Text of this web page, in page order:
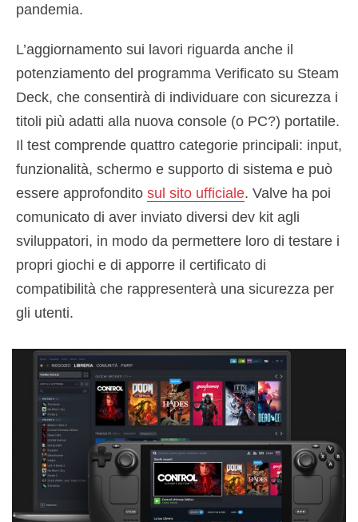
pandemia.
L’aggiornamento sui lavori riguarda anche il
potenziamento del programma Verificato su Steam
Deck, che consentirà di individuare con sicurezza i
titoli più adatti alla nuova console (o PC?) portatile.
Il test comprende quattro categorie principali: input,
funzionalità, schermo e supporto di sistema e può
essere approfondito sul sito ufficiale. Valve ha poi
comunicato di aver inviato diversi dev kit agli
sviluppatori, in modo da permettere loro di testare i
propri giochi e di apporre il certificato di
compatibilità che rappresenterà una sicurezza per
gli utenti.